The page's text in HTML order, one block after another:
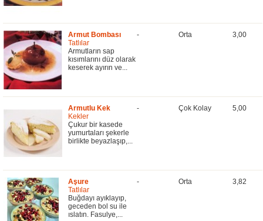
Armut Bombası
Tatlılar
Armutların sap
kısımlarını düz olarak
keserek ayırın ve...
- Orta 3,00
Armutlu Kek
Kekler
Çukur bir kasede
yumurtaları şekerle
birlikte beyazlaşıp,...
- Çok Kolay 5,00
Aşure
Tatlılar
Buğdayı ayıklayıp,
geceden bol su ile
ıslatın. Fasulye,...
- Orta 3,82